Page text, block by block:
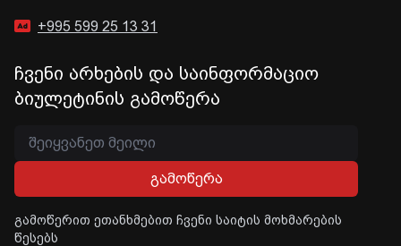
+995 599 25 13 31
ჩვენი არხების და საინფორმაციო
ბიულეტინის გამოწერა
გამოწერა
გამოწერით ეთანხმებით ჩვენი საიტის მოხმარების
წესებს